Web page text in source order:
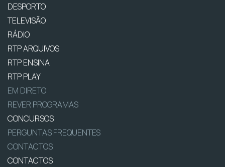
DESPORTO
TELEVISÃO
RÁDIO
RTP ARQUIVOS
RTP ENSINA
RTP PLAY
EM DIRETO
REVER PROGRAMAS
CONCURSOS
PERGUNTAS FREQUENTES
CONTACTOS
CONTACTOS